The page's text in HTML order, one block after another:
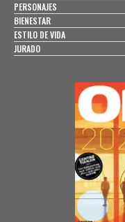
PERSONAJES
BIENESTAR
ESTILO DE VIDA
JURADO